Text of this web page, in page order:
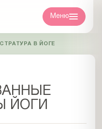
Меню
В ЙОГЕ
ЙОГИ